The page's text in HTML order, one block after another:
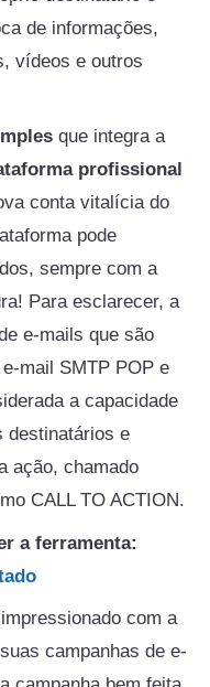
de informações,
vídeos e outros
que integra a
profissional
conta vitalícia do
pode
sempre com a
Para esclarecer, a
e-mails que são
mail SMTP POP e
a capacidade
destinatários e
ação, chamado
CALL TO ACTION.
a ferramenta:
com a
campanhas de e-